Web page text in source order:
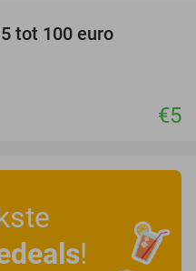
tot 100 euro
€5
!